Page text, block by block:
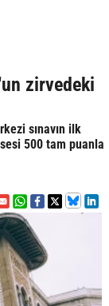
zirvedeki
sınavın ilk
500 tam puanla